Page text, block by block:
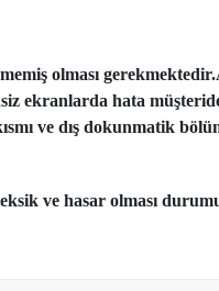
olması
ekranlarda hata
ve dış dokunmatik
ve hasar olması